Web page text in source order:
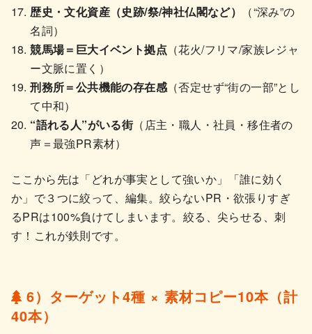
歴史・文化資産（史跡/祭/神社仏閣など）
（“深み”の
名詞）
競馬場＝巨大イベント拠点 （花火/フリマ/家族レジャ
ー文脈に置く）
刑務所＝公共機能の存在感（否定せず“街の一部”とし
て中和）
“語れる人”がいる街（店主・職人・社員・移住者の
声＝最強PR素材）
ここから先は「どれが事実として強いか」「誰に効く
か」で３つに絞って、編集。絞らないPR・欲張りすぎ
るPRは100%負けてしまいます。絞る、尖らせる、刺
す！これが鉄則です。
6）ターゲット4種 × 素材コピー10本（計
40本）